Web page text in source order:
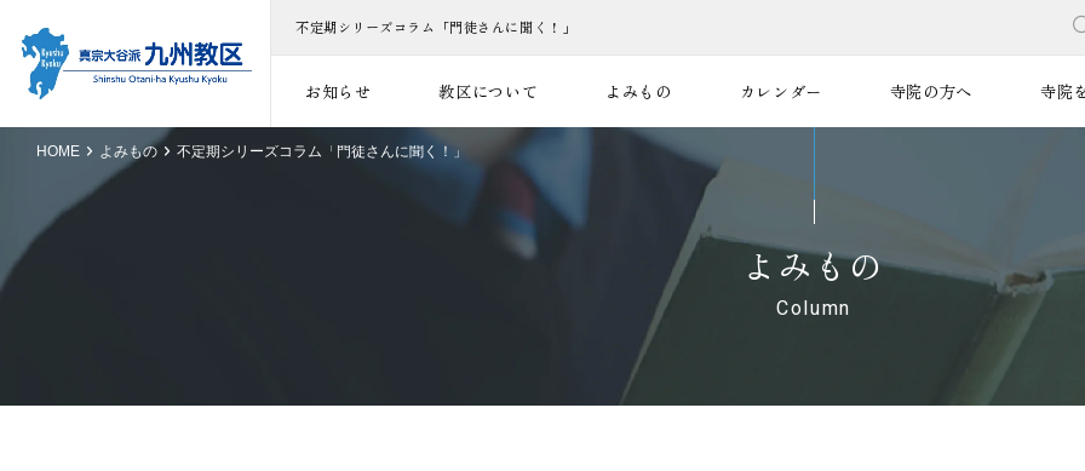
不定期シリーズコラム「門徒さんに聞く！」
お知らせ 教区について よみもの カレンダー 寺院の方へ 寺院
HOME よみもの 不定期シリーズコラム「門徒さんに聞く！」
よみもの
Column